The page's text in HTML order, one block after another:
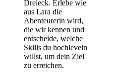
Dreieck. Erlebe wie
aus Lara die
Abenteurerin wird,
die wir kennen und
entscheide, welche
Skills du hochleveln
willst, um dein Ziel
zu erreichen.